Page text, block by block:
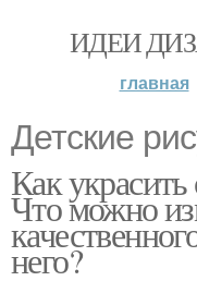
ИДЕИ
главная
Детские
Как украсить
Что можно
него?